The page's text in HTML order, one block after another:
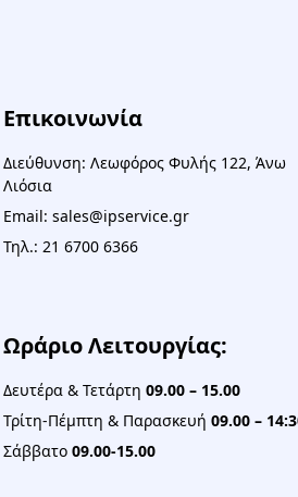
Επικοινωνία
Διεύθυνση: Λεωφόρος Φυλής 122, Άνω
Λιόσια
Email: sales@ipservice.gr
Τηλ.: 21 6700 6366
Ωράριο Λειτουργίας:
Δευτέρα & Τετάρτη 09.00 – 15.00
Τρίτη-Πέμπτη & Παρασκευή 09.00 –
Σάββατο 09.00-15.00